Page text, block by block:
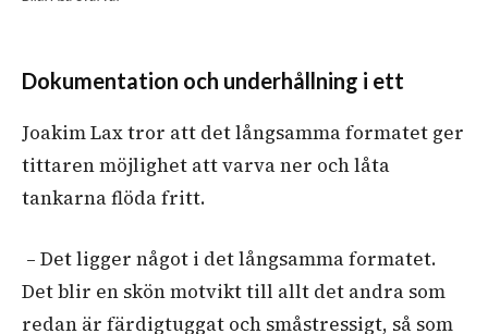
Dokumentation och underhållning i ett
Joakim Lax tror att det långsamma formatet ger
tittaren möjlighet att varva ner och låta
tankarna flöda fritt.
– Det ligger något i det långsamma formatet.
Det blir en skön motvikt till allt det andra som
redan är färdigtuggat och småstressigt, så som